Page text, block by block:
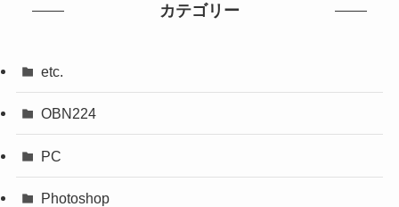
カテゴリー
etc.
OBN224
PC
Photoshop